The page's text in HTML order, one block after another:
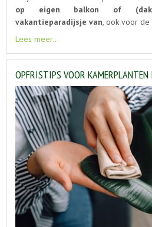
op eigen balkon of
vakantieparadijsje van , ook voor
Lees meer...
OPFRISTIPS VOOR KAMERPLANTEN